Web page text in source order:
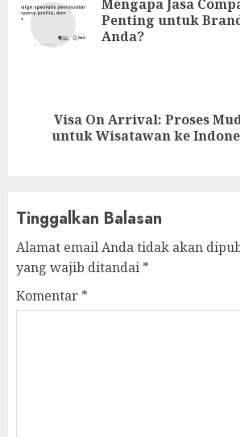
Mengapa Jasa
Penting untuk
Anda?
post:
Visa On Arrival: Proses
untuk Wisatawan ke
Tinggalkan Balasan
Alamat email Anda tidak akan
yang wajib ditandai *
Komentar *